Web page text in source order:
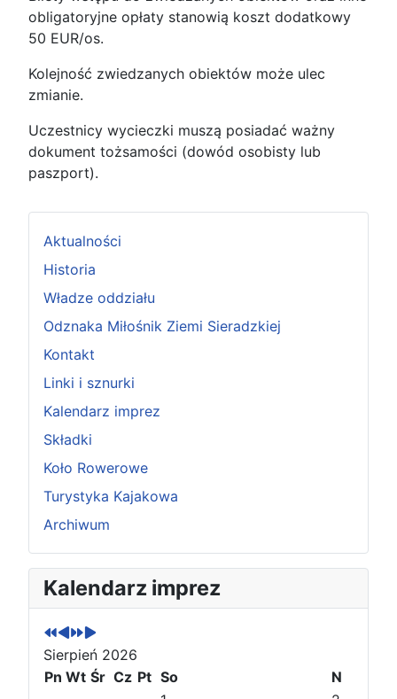
Aktualności
Historia
Władze oddziału
Odznaka Miłośnik Ziemi Sieradzkiej
Kontakt
Linki i sznurki
Kalendarz imprez
Składki
Koło Rowerowe
Turystyka Kajakowa
Archiwum
Kalendarz imprez
P
o
p
r
z
e
P
o
p
r
z
e
N
a
s
t
ę
p
N
a
s
t
ę
p
Sierpień 2026
Pn Wt Śr Cz Pt So
N
obligatoryjne opłaty stanowią koszt dodatkowy
50 EUR/os.
Kolejność zwiedzanych obiektów może ulec
zmianie.
Uczestnicy wycieczki muszą posiadać ważny
dokument tożsamości (dowód osobisty lub
paszport).